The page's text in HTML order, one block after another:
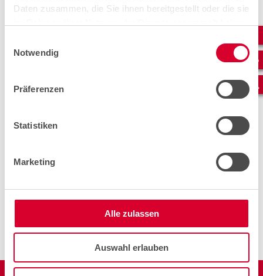
Daten zusammen, die Sie ihnen bereitgestellt oder die sie
Notwendig
Präferenzen
Statistiken
Marketing
Alle zulassen
Auswahl erlauben
Home
Vorbereitung
Service & ICT-Infrastruktur
ICT-Infrastruktur
ICT-Onsite-Service-Paket für Business
Sowohl für die Dienstleistungsbranche als auch für
die Industrie gilt: Hohe Verfügbarkeit ist eine
gewährleistet sein. Zudem stehen Vertraulichkeit der
Informationen sowie die Sicherheit der Daten an
Kommunikationsnetze sind daher genauso unabdingbar
wie eine sichere und ergonomische Gebäudeinfrastruktur.
Unterhalt. Und dies, wenn nötig, rund um die Uhr in der
ganzen Schweiz.